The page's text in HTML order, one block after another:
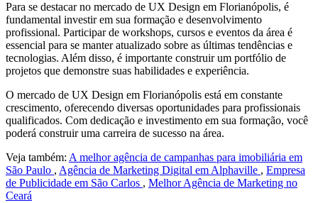
Para se destacar no mercado de UX Design em Florianópolis, é
fundamental investir em sua formação e desenvolvimento
profissional. Participar de workshops, cursos e eventos da área é
essencial para se manter atualizado sobre as últimas tendências e
tecnologias. Além disso, é importante construir um portfólio de
projetos que demonstre suas habilidades e experiência.
O mercado de UX Design em Florianópolis está em constante
crescimento, oferecendo diversas oportunidades para profissionais
qualificados. Com dedicação e investimento em sua formação, você
poderá construir uma carreira de sucesso na área.
Veja também: A melhor agência de campanhas para imobiliária em
São Paulo , Agência de Marketing Digital em Alphaville , Empresa
de Publicidade em São Carlos , Melhor Agência de Marketing no
Ceará